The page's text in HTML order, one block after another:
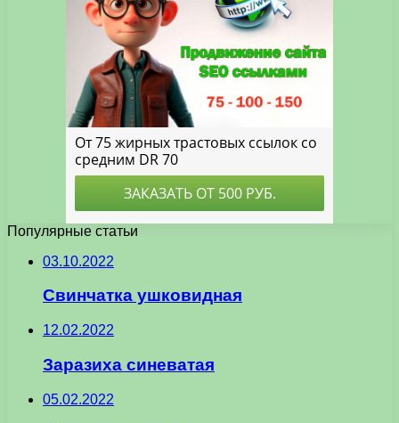
Популярные статьи
03.10.2022
Свинчатка ушковидная
12.02.2022
Заразиха синеватая
05.02.2022